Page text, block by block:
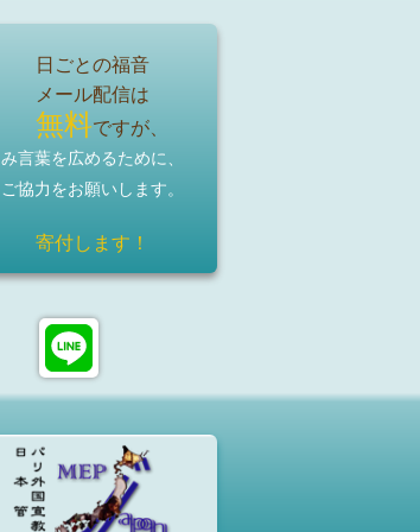
日ごとの福音
メール配信は
無料ですが、
み言葉を広めるために、
ご協力をお願いします。
寄付します！